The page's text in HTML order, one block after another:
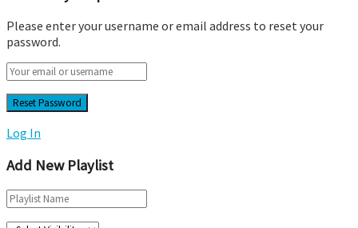
Please enter your username or email address to reset your
password.
Log In
Add New Playlist